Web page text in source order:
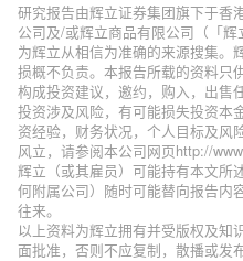
研究报告由辉立证券集团旗下于香
公司及/或辉立商品有限公司（「
为辉立从相信为准确的来源搜集。
损概不负责。本报告所载的资料只
构成投资建议，邀约，购入，出售
投资涉及风险，有可能损失投资本
资经验，财务状况，个人目标及风
风立，请参阅本公司网页http://
辉立（或其雇员）可能持有本文所
何附属公司）随时可能替向报告内
往来。
以上资料为辉立拥有并受版权及知
面批准，否则不应复制，散播或发布